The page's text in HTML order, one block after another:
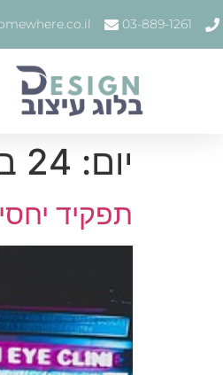
03-889-1261
יום: 24 באוקטובר 2023
תפקיד